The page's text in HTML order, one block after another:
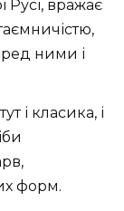
Русі, вражає
ними і
і класика, і
форм.